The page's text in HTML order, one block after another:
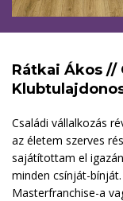
Rátkai Ákos //
Családi vállalkozás
az életem szerves
sajátítottam el
minden csínját-
Masterfranchise-a